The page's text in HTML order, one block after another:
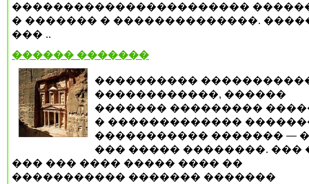
�����������������������
� ������� � ��������������.
��� ..
������ �������
����������
������������, ������
������� ���������
� �������������
����������� ������� —
��� ����� ��������. ���
��� ��� ���� ����� ���� ��
����������� ������� �������